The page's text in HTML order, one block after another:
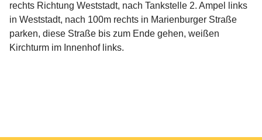
rechts Richtung Weststadt, nach Tankstelle 2. Ampel links
in Weststadt, nach 100m rechts in Marienburger Straße
parken, diese Straße bis zum Ende gehen, weißen
Kirchturm im Innenhof links.